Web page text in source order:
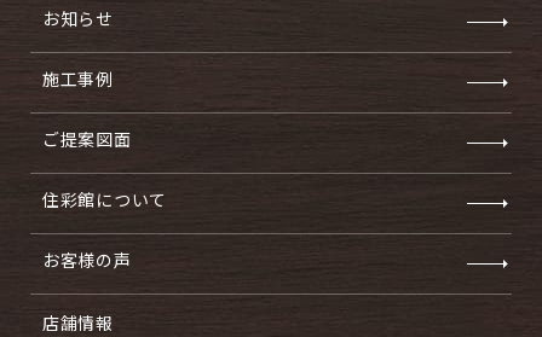
お知らせ
施工事例
ご提案図面
住彩館について
お客様の声
店舗情報